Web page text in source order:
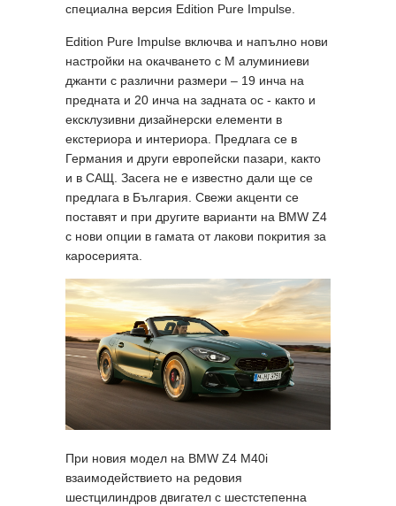
специална версия Edition Pure Impulse.
Edition Pure Impulse включва и напълно нови
настройки на окачването с М алуминиеви
джанти с различни размери – 19 инча на
предната и 20 инча на задната ос - както и
ексклузивни дизайнерски елементи в
екстериора и интериора. Предлага се в
Германия и други европейски пазари, както
и в САЩ. Засега не е известно дали ще се
предлага в България. Свежи акценти се
поставят и при другите варианти на BMW Z4
с нови опции в гамата от лакови покрития за
каросерията.
При новия модел на BMW Z4 M40i
взаимодействието на редовия
шестцилиндров двигател с шестстепенна